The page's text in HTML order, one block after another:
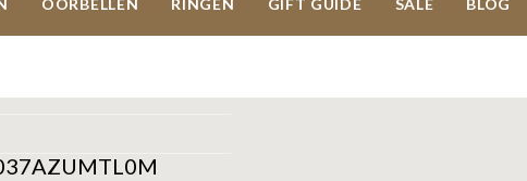
OORBELLEN RINGEN GIFT GUIDE SALE BLOG